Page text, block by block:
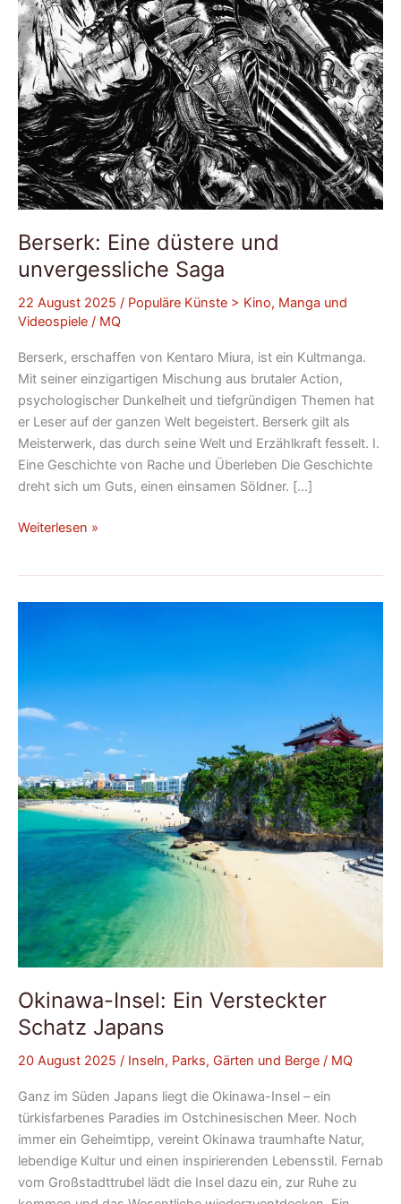
Berserk: Eine düstere und
unvergessliche Saga
22 August 2025 / Populäre Künste > Kino, Manga und
Videospiele / MQ
Berserk, erschaffen von Kentaro Miura, ist ein Kultmanga.
Mit seiner einzigartigen Mischung aus brutaler Action,
psychologischer Dunkelheit und tiefgründigen Themen hat
er Leser auf der ganzen Welt begeistert. Berserk gilt als
Meisterwerk, das durch seine Welt und Erzählkraft fesselt. I.
Eine Geschichte von Rache und Überleben Die Geschichte
dreht sich um Guts, einen einsamen Söldner. […]
Weiterlesen »
Okinawa-Insel: Ein Versteckter
Schatz Japans
20 August 2025 / Inseln, Parks, Gärten und Berge / MQ
Ganz im Süden Japans liegt die Okinawa-Insel – ein
türkisfarbenes Paradies im Ostchinesischen Meer. Noch
immer ein Geheimtipp, vereint Okinawa traumhafte Natur,
lebendige Kultur und einen inspirierenden Lebensstil. Fernab
vom Großstadttrubel lädt die Insel dazu ein, zur Ruhe zu
Versteckter
Japans